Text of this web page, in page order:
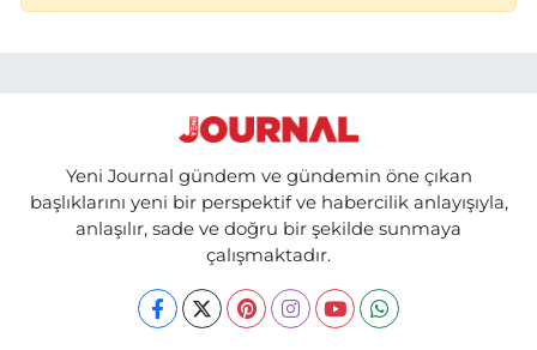
Yeni Journal gündem ve gündemin öne çıkan
başlıklarını yeni bir perspektif ve habercilik anlayışıyla,
anlaşılır, sade ve doğru bir şekilde sunmaya
çalışmaktadır.